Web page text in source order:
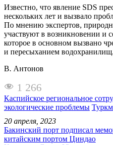
Известно, что явление SDS
нескольких лет и вызвало
По мнению экспертов,
участвуют в возникновении и
которое в основном вызвано
и пересыханием водохранилищ.
В. Антонов
1 266
Каспийское региональное
экологические проблемы
20 апреля, 2023
Бакинский порт подписал
китайским портом Циндао